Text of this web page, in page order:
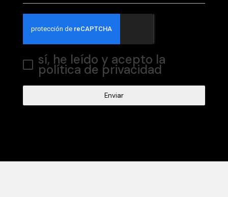
sí, he leído y acepto la
política de privacidad
Enviar